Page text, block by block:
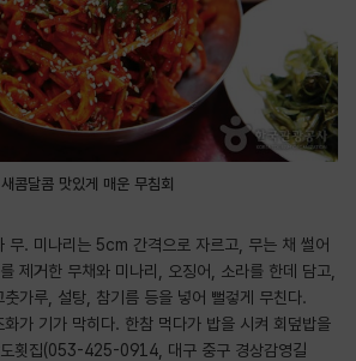
새콤달콤 맛있게 매운 무침회
무. 미나리는 5cm 간격으로 자르고, 무는 채 썰어
제거한 무채와 미나리, 오징어, 소라를 한데 담고,
가루, 설탕, 참기름 등을 넣어 뻘겋게 무친다.
가 기가 막히다. 한참 먹다가 밥을 시켜 회덮밥을
도횟집(053-425-0914, 대구 중구 경상감영길